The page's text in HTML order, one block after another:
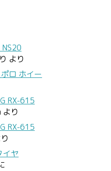
NS20
より
ロ ホイー
RX-615
より
RX-615
イヤ